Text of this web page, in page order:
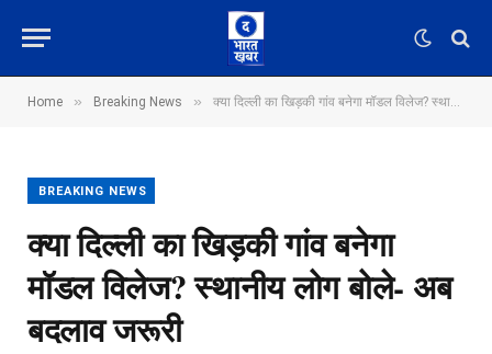
Home » Breaking News » क्या दिल्ली का खिड़की गांव बनेगा मॉडल विलेज? स्थानीय लोग बोले- अब बदलाव जरूरी
BREAKING NEWS
क्या दिल्ली का खिड़की गांव बनेगा
मॉडल विलेज? स्थानीय लोग बोले- अब
बदलाव जरूरी